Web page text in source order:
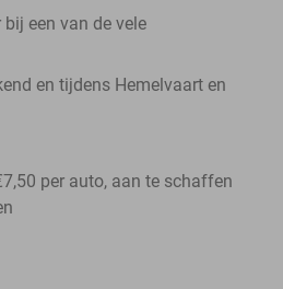
een van de vele
en tijdens Hemelvaart en
per auto, aan te schaffen